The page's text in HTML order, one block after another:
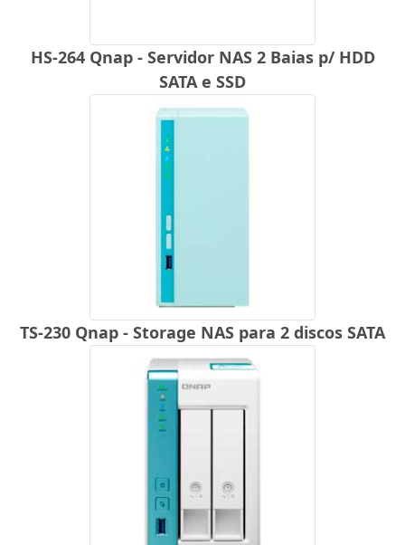
HS-264 Qnap - Servidor NAS 2 Baias p/ HDD
SATA e SSD
TS-230 Qnap - Storage NAS para 2 discos SATA